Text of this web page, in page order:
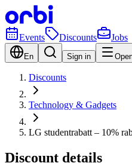
Events Discounts Jobs
En Sign in
Discounts
Technology & Gadgets
LG studentrabatt – 10%
Discount details